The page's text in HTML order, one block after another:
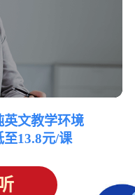
英文教学环境
至13.8元/课